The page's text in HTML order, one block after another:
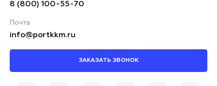
8 (800) 100-55-70
Почта
info@portkkm.ru
ЗАКАЗАТЬ ЗВОНОК